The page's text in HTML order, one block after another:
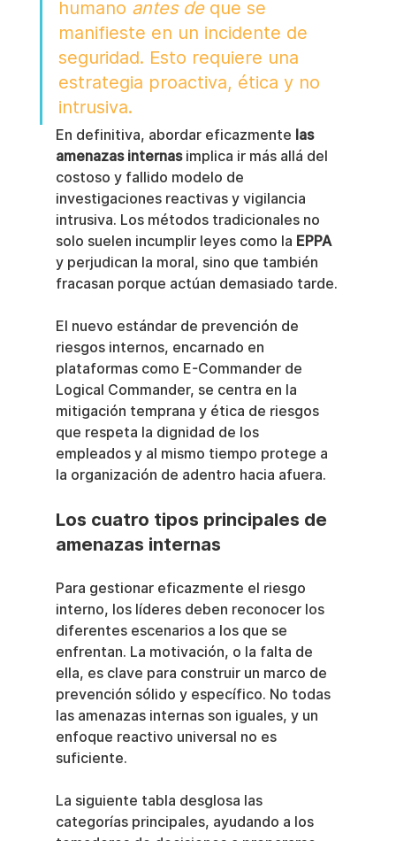
humano antes de que se
manifieste en un incidente de
seguridad. Esto requiere una
estrategia proactiva, ética y no
intrusiva.
En definitiva, abordar eficazmente las
amenazas internas implica ir más allá del
costoso y fallido modelo de
investigaciones reactivas y vigilancia
intrusiva. Los métodos tradicionales no
solo suelen incumplir leyes como la EPPA
y perjudican la moral, sino que también
fracasan porque actúan demasiado tarde.
El nuevo estándar de prevención de
riesgos internos, encarnado en
plataformas como E-Commander de
Logical Commander, se centra en la
mitigación temprana y ética de riesgos
que respeta la dignidad de los
empleados y al mismo tiempo protege a
la organización de adentro hacia afuera.
Los cuatro tipos principales de
amenazas internas
Para gestionar eficazmente el riesgo
interno, los líderes deben reconocer los
diferentes escenarios a los que se
enfrentan. La motivación, o la falta de
ella, es clave para construir un marco de
prevención sólido y específico. No todas
las amenazas internas son iguales, y un
enfoque reactivo universal no es
suficiente.
La siguiente tabla desglosa las
categorías principales, ayudando a los